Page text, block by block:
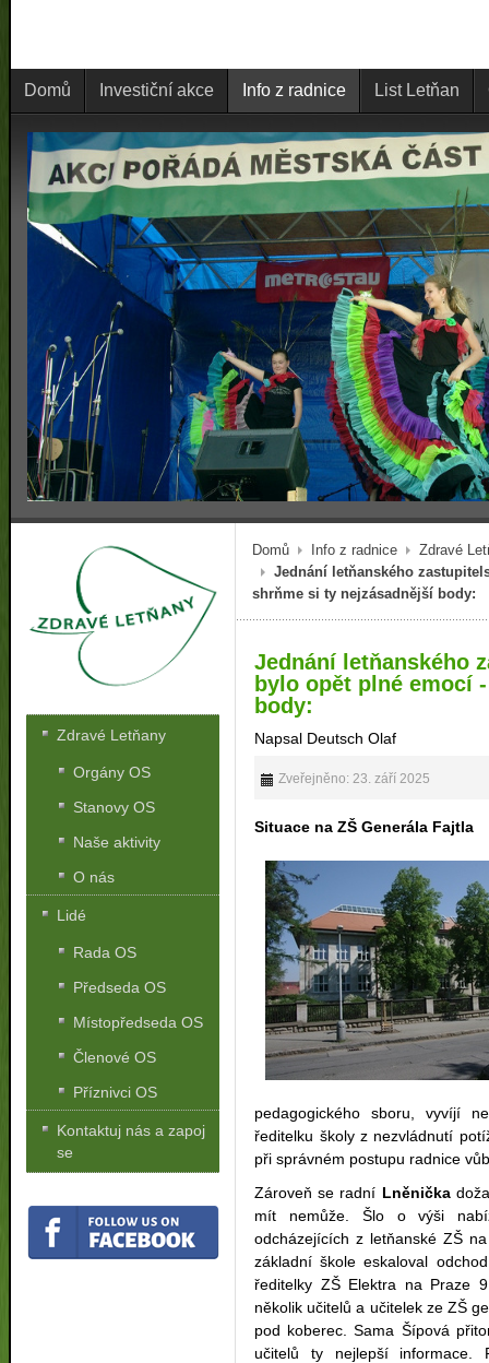
Domů Investiční akce Info z radnice List Letňan
Domů Info z radnice
Zdravé
Jednání letňanského
shrňme si ty nejzásadnější body:
Jednání letňanského
bylo opět plné emocí
body:
Napsal Deutsch Olaf
Zveřejněno: 23. září 2025
Situace na ZŠ Generála Fajtla
pedagogického sboru, vyvíjí
ředitelku školy z nezvládnutí
při správném postupu radnice
Zároveň se radní Lněnička
mít nemůže. Šlo o výši
odcházejících z letňanské ZŠ
základní škole eskaloval
ředitelky ZŠ Elektra na Praze
několik učitelů a učitelek ze ZŠ
pod koberec. Sama Šípová
učitelů ty nejlepší informace.
Zdravé Letňany
Orgány OS
Stanovy OS
Naše aktivity
O nás
Lidé
Rada OS
Předseda OS
Místopředseda OS
Členové OS
Příznivci OS
Kontaktuj nás a zapoj
se